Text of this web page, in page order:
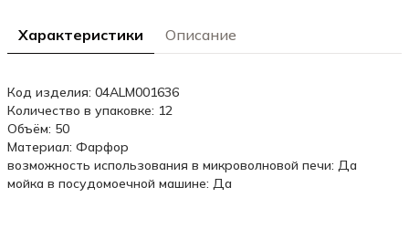
Характеристики Описание
Код изделия: 04ALM001636
Количество в упаковке: 12
Объём: 50
Материал: Фарфор
возможность использования в микроволновой печи: Да
мойка в посудомоечной машине: Да